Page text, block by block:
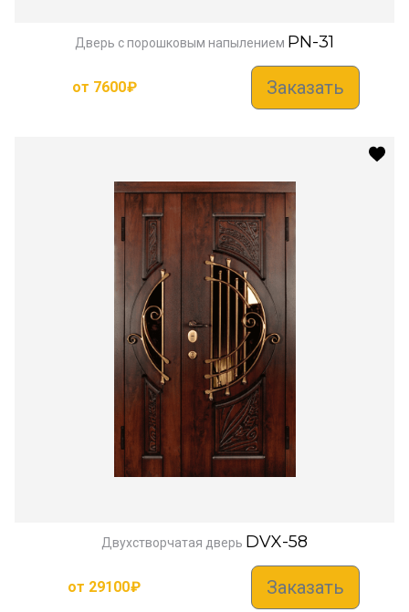
Дверь с порошковым напылением PN-31
от 7600₽ Заказать
Двухстворчатая дверь DVX-58
от 29100₽ Заказать